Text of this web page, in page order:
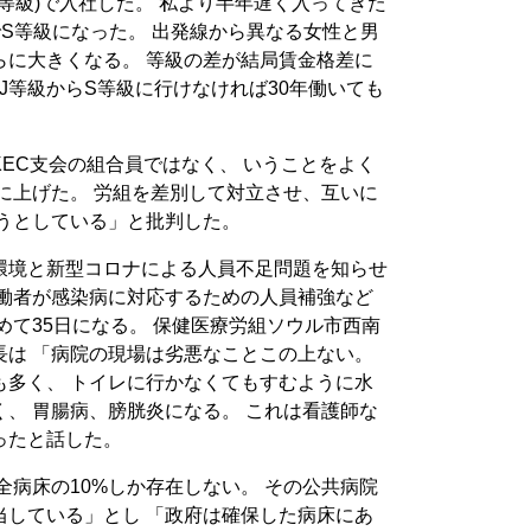
等級になった。 出発線から異なる女性と男
大きくなる。 等級の差が結局賃金格差に
級からS等級に行けなければ30年働いても
支会の組合員ではなく、 いうことをよく
上げた。 労組を差別して対立させ、互いに
している」と批判した。
と新型コロナによる人員不足問題を知らせ
者が感染病に対応するための人員補強など
て35日になる。 保健医療労組ソウル市西南
「病院の現場は劣悪なことこの上ない。
く、 トイレに行かなくてもすむように水
胃腸病、膀胱炎になる。 これは看護師な
と話した。
病床の10%しか存在しない。 その公共病院
ている」とし 「政府は確保した病床にあ